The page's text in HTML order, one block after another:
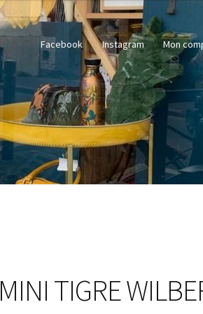
Facebook Instagram Mon
MINI TIGRE